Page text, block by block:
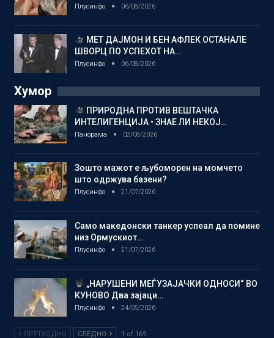
Плусинфо 06/08/2026
МЕТ ДАЈМОН И БЕН АФЛЕК ОСТАНАЛЕ
ШВОРЦ ПО УСПЕХОТ НА…
Плусинфо 06/08/2026
Хумор
ПРИРОДНА ПРОТИВ ВЕШТАЧКА
ИНТЕЛИГЕНЦИЈА • ЗНАЕ ЛИ НЕКОЈ…
Панорама 02/08/2026
Зошто мажот е љубоморен на момчето
што одржува базени?
Плусинфо 21/07/2026
Само македонски танкер успеал да помине
низ Ормускиот…
Плусинфо 21/07/2026
„НАРУШЕНИ МЕЃУЗАЈАЧКИ ОДНОСИ“ ВО
КУНОВО Два зајаци…
Плусинфо 24/05/2026
ПРЕТХОДНО СЛЕДНО 1 of 169